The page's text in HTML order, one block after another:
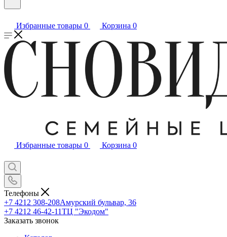
Избранные товары 0 Корзина 0
Избранные товары 0 Корзина 0
Телефоны
+7 4212 308-208Амурский бульвар, 36
+7 4212 46-42-11ТЦ "Экодом"
Заказать звонок